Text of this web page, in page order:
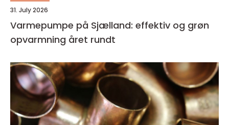
31. July 2026
Varmepumpe på Sjælland: effektiv og grøn
opvarmning året rundt